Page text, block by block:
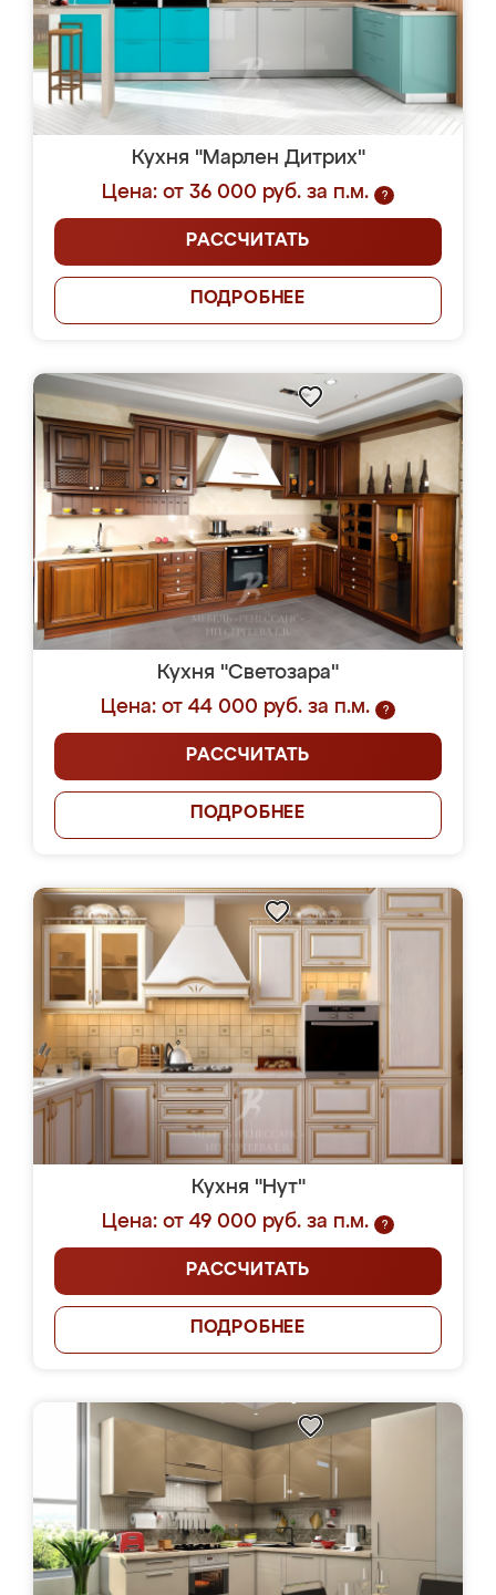
Кухня "Марлен Дитрих"
Цена: от 36 000 руб. за п.м.
?
РАССЧИТАТЬ
ПОДРОБНЕЕ
Кухня "Светозара"
Цена: от 44 000 руб. за п.м.
?
РАССЧИТАТЬ
ПОДРОБНЕЕ
Кухня "Нут"
Цена: от 49 000 руб. за п.м.
?
РАССЧИТАТЬ
ПОДРОБНЕЕ